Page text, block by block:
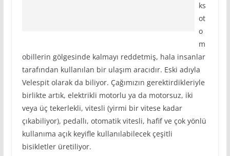
ks
ot
o
m
obillerin gölgesinde kalmayı reddetmiş, hala insanlar
tarafından kullanılan bir ulaşım aracıdır. Eski adıyla
Velespit olarak da biliyor. Çağımızın gerektirdikleriyle
birlikte artık, elektrikli motorlu ya da motorsuz, iki
veya üç tekerlekli, vitesli (yirmi bir vitese kadar
çıkabiliyor), pedallı, otomatik vitesli, hafif ve çok yönlü
kullanıma açık keyifle kullanılabilecek çeşitli
bisikletler üretiliyor.